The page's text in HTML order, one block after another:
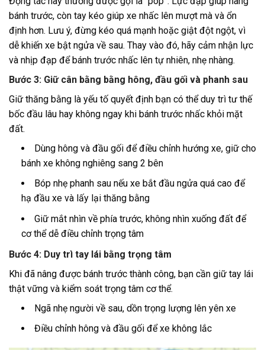
bánh trước, còn tay kéo giúp xe nhấc lên mượt mà và ổn
định hơn. Lưu ý, đừng kéo quá mạnh hoặc giật đột ngột, vì
dễ khiến xe bật ngửa về sau. Thay vào đó, hãy cảm nhận lực
và nhịp đạp để bánh trước nhấc lên tự nhiên, nhẹ nhàng.
Bước 3: Giữ cân bằng bằng hông, đầu gối và phanh sau
Giữ thăng bằng là yếu tố quyết định bạn có thể duy trì tư thế
bốc đầu lâu hay không ngay khi bánh trước nhấc khỏi mặt
đất.
Dùng hông và đầu gối để điều chỉnh hướng xe, giữ cho
bánh xe không nghiêng sang 2 bên
Bóp nhẹ phanh sau nếu xe bắt đầu ngửa quá cao để
hạ đầu xe và lấy lại thăng bằng
Giữ mắt nhìn về phía trước, không nhìn xuống đất để
cơ thể dễ điều chỉnh trọng tâm
Bước 4: Duy trì tay lái bằng trọng tâm
Khi đã nâng được bánh trước thành công, bạn cần giữ tay lái
thật vững và kiểm soát trọng tâm cơ thể.
Ngã nhẹ người về sau, dồn trọng lượng lên yên xe
Điều chỉnh hông và đầu gối để xe không lắc